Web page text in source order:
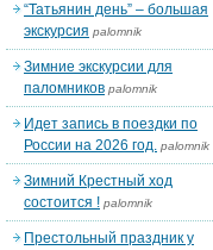
“Татьянин день” – большая
экскурсия palomnik
Зимние экскурсии для
паломников palomnik
Идет запись в поездки по
России на 2026 год. palomnik
Зимний Крестный ход
состоится ! palomnik
Престольный праздник у